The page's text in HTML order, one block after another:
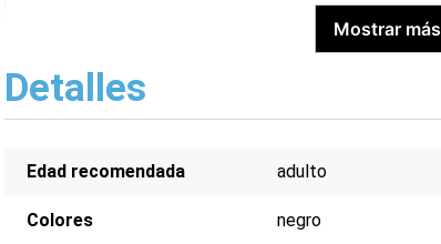
Mostrar más
Detalles
Edad recomendada adulto
Colores negro